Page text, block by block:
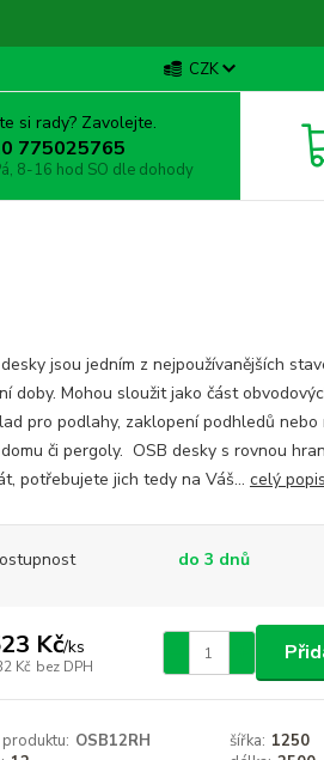
CZK
si rady? Zavolejte.
775025765
8-16 hod SO dle dohody
jsou jedním z nejpoužívanějších
doby. Mohou sloužit jako část
pro podlahy, zaklopení podhledů
či pergoly. OSB desky s rovnou
potřebujete jich tedy na Váš... celý popis
do 3 dnů
Kč/ks
Kč bez DPH
OSB12RH šířka: 1250